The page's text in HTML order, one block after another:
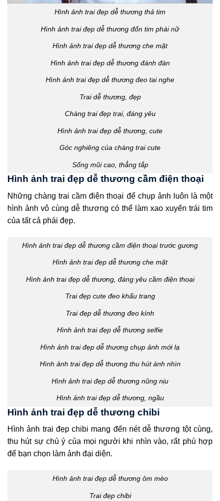
Hình ảnh trai đẹp dễ thương thả tim
Hình ảnh trai đẹp dễ thương đốn tim phái nữ
Hình ảnh trai đẹp dễ thương che mặt
Hình ảnh trai đẹp dễ thương đánh đàn
Hình ảnh trai đẹp dễ thương đeo tai nghe
Trai dễ thương, đẹp
Chàng trai đẹp trai, đáng yêu
Hình ảnh trai đẹp dễ thương, cute
Góc nghiêng của chàng trai cute
Sống mũi cao, thẳng tắp
Hình ảnh trai đẹp dễ thương cầm điện thoại
Những chàng trai cầm điện thoại để chụp ảnh luôn là một
hình ảnh vô cùng dễ thương có thể làm xao xuyến trái tim
của tất cả phái đẹp.
Hình ảnh trai đẹp dễ thương cầm điện thoại trước gương
Hình ảnh trai đẹp dễ thương che mặt
Hình ảnh trai đẹp dễ thương, đáng yêu cầm điện thoại
Trai đẹp cute đeo khẩu trang
Trai đẹp dễ thương đeo kính
Hình ảnh trai đẹp dễ thương selfie
Hình ảnh trai đẹp dễ thương chụp ảnh mới lạ
Hình ảnh trai đẹp dễ thương thu hút ánh nhìn
Hình ảnh trai đẹp dễ thương nũng nịu
Hình ảnh trai đẹp dễ thương, ngầu
Hình ảnh trai đẹp dễ thương chibi
Hình ảnh trai đẹp chibi mang đến nét dễ thương tột cùng,
thu hút sự chú ý của mọi người khi nhìn vào, rất phù hợp
để bạn chọn làm ảnh đại diện.
Hình ảnh trai đẹp dễ thương ôm mèo
Trai đẹp chibi